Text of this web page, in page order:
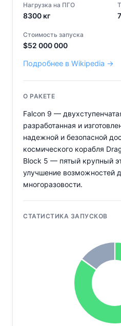
Нагрузка на ПГО
8300 кг
Стоимость запуска
$52 000 000
Подробнее в Wikipedia →
О РАКЕТЕ
Falcon 9 —
разработанная и
надежной и безопасной
космического корабля
Block 5 — пятый крупный
улучшение возможностей
многоразовости.
СТАТИСТИКА ЗАПУСКОВ